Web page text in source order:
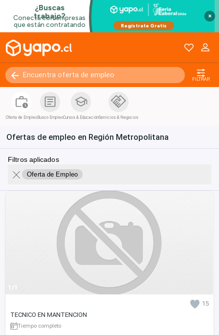
×
FILTRAR
Oferta de Empleo Busco EmpleoCursos & EducaciónServicios & Negocios
Ofertas de empleo en Región Metropolitana
Filtros aplicados
Oferta de Empleo
1/1
15
TECNICO EN MANTENCION
Tiempo completo